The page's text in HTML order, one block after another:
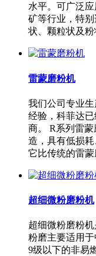
水平。可广泛
矿等行业，特
状、颗粒状及粉
雷蒙磨粉机
我们公司专业
经验，科菲达
商。 R系列雷
造，具有低损
它比传统的雷蒙
超细微粉磨粉机
超细微粉磨粉
粉磨主要适用
9级以下的非易